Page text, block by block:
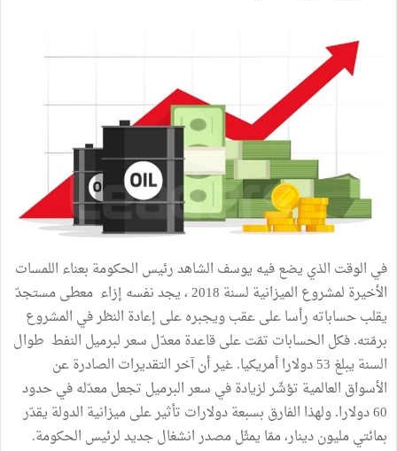
في الوقت الذي يضع فيه يوسف الشاهد رئيس الحكومة بعناء اللمسات
الأخيرة لمشروع الميزانية لسنة 2018 ، يجد نفسه إزاء معطى مستجدّ
يقلب حساباته رأسا على عقب ويجبره على إعادة النظر في المشروع
برمّته. فكل الحسابات تمّت على قاعدة معدّل سعر لبرميل النفط طوال
السنة يبلغ 53 دولارا أمريكيا. غير أن آخر التقديرات الصادرة عن
الأسواق العالمية تؤشّر لزيادة في سعر البرميل تجعل معدّله في حدود
60 دولارا. ولهذا الفارق بسبعة دولارات تأثير على ميزانية الدولة يقدّر
بمائتي مليون دينار، ممّا يمثّل مصدر انشغال جديد لرئيس الحكومة.